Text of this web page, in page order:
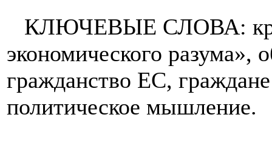
КЛЮЧЕВЫЕ СЛОВА:
экономического разума»,
гражданство ЕС,
политическое мышление.